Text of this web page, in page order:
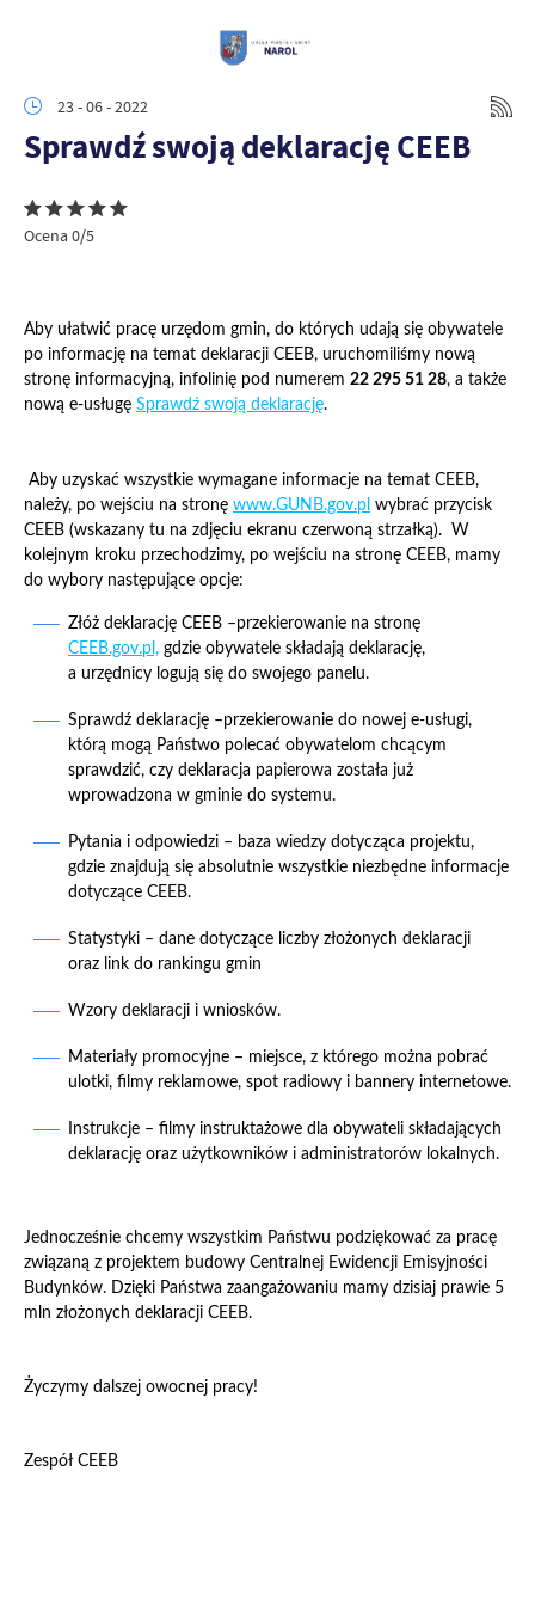
23 - 06 - 2022
Sprawdź swoją deklarację CEEB
Ocena 0/5
Aby ułatwić pracę urzędom gmin, do których udają się obywatele
po informację na temat deklaracji CEEB, uruchomiliśmy nową
stronę informacyjną, infolinię pod numerem 22 295 51 28, a także
nową e-usługę Sprawdź swoją deklarację.
Aby uzyskać wszystkie wymagane informacje na temat CEEB,
należy, po wejściu na stronę www.GUNB.gov.pl wybrać przycisk
CEEB (wskazany tu na zdjęciu ekranu czerwoną strzałką). W
kolejnym kroku przechodzimy, po wejściu na stronę CEEB, mamy
do wybory następujące opcje:
Złóż deklarację CEEB –przekierowanie na stronę
CEEB.gov.pl, gdzie obywatele składają deklarację,
a urzędnicy logują się do swojego panelu.
Sprawdź deklarację –przekierowanie do nowej e-usługi,
którą mogą Państwo polecać obywatelom chcącym
sprawdzić, czy deklaracja papierowa została już
wprowadzona w gminie do systemu.
Pytania i odpowiedzi – baza wiedzy dotycząca projektu,
gdzie znajdują się absolutnie wszystkie niezbędne informacje
dotyczące CEEB.
Statystyki – dane dotyczące liczby złożonych deklaracji
oraz link do rankingu gmin
Wzory deklaracji i wniosków.
Materiały promocyjne – miejsce, z którego można pobrać
ulotki, filmy reklamowe, spot radiowy i bannery internetowe.
Instrukcje – filmy instruktażowe dla obywateli składających
deklarację oraz użytkowników i administratorów lokalnych.
Jednocześnie chcemy wszystkim Państwu podziękować za pracę
związaną z projektem budowy Centralnej Ewidencji Emisyjności
Budynków. Dzięki Państwa zaangażowaniu mamy dzisiaj prawie 5
mln złożonych deklaracji CEEB.
Życzymy dalszej owocnej pracy!
Zespół CEEB